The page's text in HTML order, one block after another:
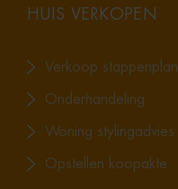
HUIS VERKOPEN
Verkoop stappenplan
Onderhandeling
Woning stylingadvies
Opstellen koopakte